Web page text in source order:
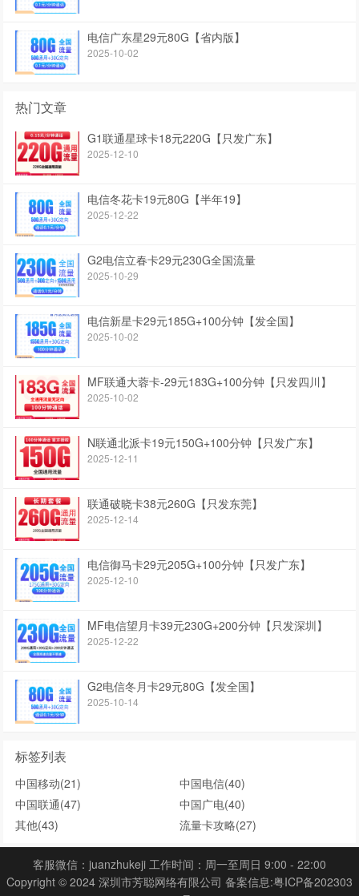
电信广东星29元80G【省内版】
2025-10-02
热门文章
G1联通星球卡18元220G【只发广东】
2025-12-10
电信冬花卡19元80G【半年19】
2025-12-22
G2电信立春卡29元230G全国流量
2025-10-29
电信新星卡29元185G+100分钟【发全国】
2025-10-02
MF联通大蓉卡-29元183G+100分钟【只发四川】
2025-10-02
N联通北派卡19元150G+100分钟【只发广东】
2025-12-11
联通破晓卡38元260G【只发东莞】
2025-12-14
电信御马卡29元205G+100分钟【只发广东】
2025-12-10
MF电信望月卡39元230G+200分钟【只发深圳】
2025-12-22
G2电信冬月卡29元80G【发全国】
2025-10-14
标签列表
中国移动(21) 中国电信(40)
中国联通(47) 中国广电(40)
其他(43) 流量卡攻略(27)
客服微信：juanzhukeji 工作时间：周一至周日 9:00 - 22:00
Copyright © 2024 深圳市芳聪网络有限公司 备案信息:粤ICP备202303